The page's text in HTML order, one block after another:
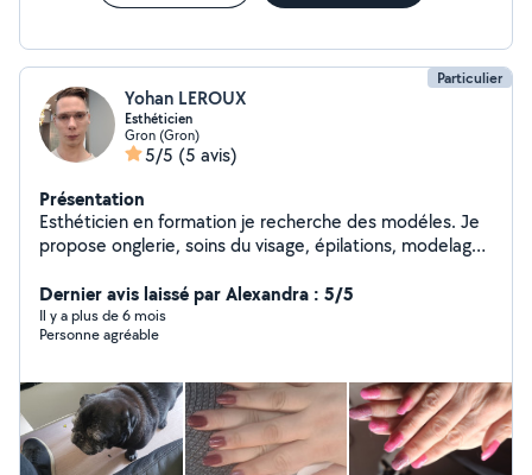
Particulier
Yohan LEROUX
Esthéticien
Gron (Gron)
5/5 (5 avis)
Présentation
Esthéticien en formation je recherche des modéles. Je
propose onglerie, soins du visage, épilations, modelage
(Mode et beauté, Artistique, Effets spéciaux). Tarifs à
convenir ensemble mais forcément moins chére qu'en
institut. Hesitez pas si vous avez des questions. Au
Dernier avis laissé par Alexandra : 5/5
Il y a plus de 6 mois
Personne agréable